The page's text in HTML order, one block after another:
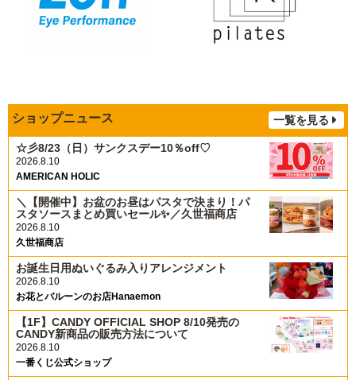
ショップニュース 一覧を見る
☆彡8/23（日）サンクスデー10％off♡
2026.8.10
AMERICAN HOLIC
＼【開催中】お盆のお昼はパスタで決まり！パ
スタソースまとめ買いセール✨／久世福商店
2026.8.10
久世福商店
お誕生日用ぬいぐるみ入りアレンジメント
2026.8.10
お花とバルーンのお店Hanaemon
【1F】CANDY OFFICIAL SHOP 8/10発売の
CANDY新商品の販売方法について
2026.8.10
一番くじ公式ショップ